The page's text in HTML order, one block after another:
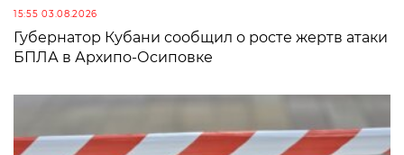
15:55 03.08.2026
Губернатор Кубани сообщил о росте жертв атаки
БПЛА в Архипо-Осиповке